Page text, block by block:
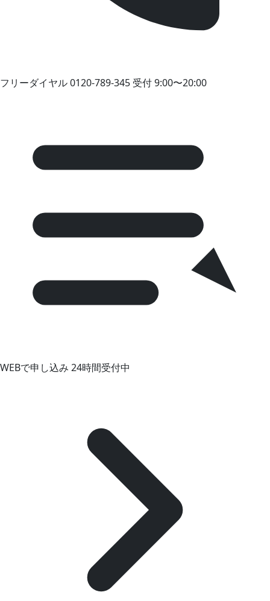
フリーダイヤル0120-789-345 受付 9:00〜20:00
WEBで申し込み 24時間受付中